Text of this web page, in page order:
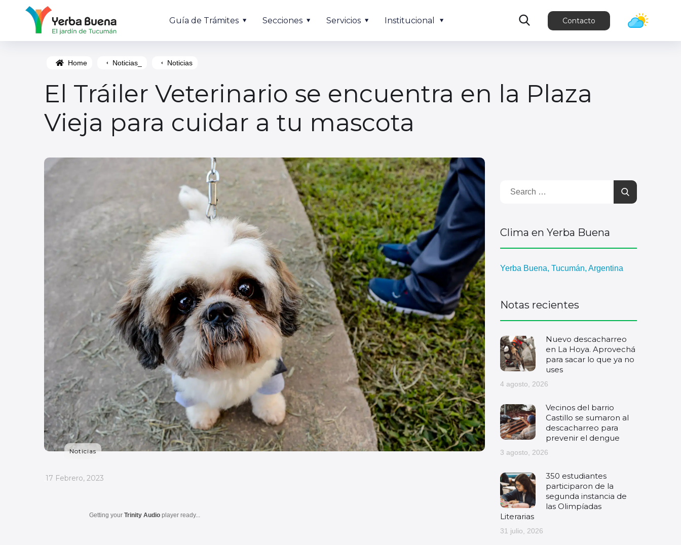
Guía de Trámites Secciones Servicios Institucional Contacto
Home Noticias_ Noticias
El Tráiler Veterinario se encuentra en la Plaza
Vieja para cuidar a tu mascota
Noticias
_
17 Febrero, 2023
Getting your Trinity Audio player ready...
Clima en Yerba Buena
Yerba Buena, Tucumán, Argentina
Notas recientes
Nuevo descacharreo
en La Hoya. Aprovechá
para sacar lo que ya no
uses
4 agosto, 2026
Vecinos del barrio
Castillo se sumaron al
descacharreo para
prevenir el dengue
3 agosto, 2026
350 estudiantes
participaron de la
segunda instancia de
las Olimpíadas
Literarias
31 julio, 2026